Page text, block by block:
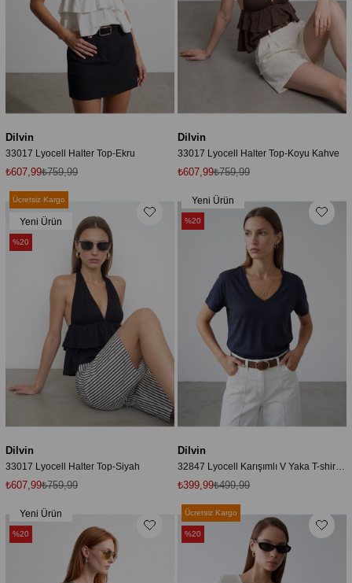
Dilvin
33017 Lyocell Halter Top-Ekru
₺607,99₺759,99
Dilvin
33017 Lyocell Halter Top-Koyu Kahve
₺607,99₺759,99
Dilvin
33017 Lyocell Halter Top-Siyah
₺607,99₺759,99
Ücretsiz Kargo
Yeni Ürün
%20
Dilvin
32847 Lyocell Karışımlı V Yaka T-shirt-K.Lacivert
₺399,99₺499,99
Yeni Ürün
%20
Yeni Ürün
%20
Ücretsiz Kargo
%20